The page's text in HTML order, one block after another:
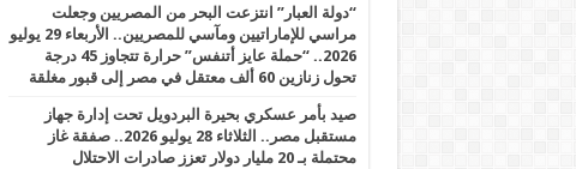
“دولة العبار” انتزعت البحر من المصريين وجعلت
مراسي للإماراتيين ومآسي للمصريين.. الأربعاء 29 يوليو
2026.. “حملة عايز أتنفس” حرارة تتجاوز 45 درجة
تحول زنازين 60 ألف معتقل في مصر إلى قبور مغلقة
صيد بأمر عسكري بحيرة البردويل تحت إدارة جهاز
مستقبل مصر.. الثلاثاء 28 يوليو 2026.. صفقة غاز
محتملة بـ 20 مليار دولار تعزز صادرات الاحتلال